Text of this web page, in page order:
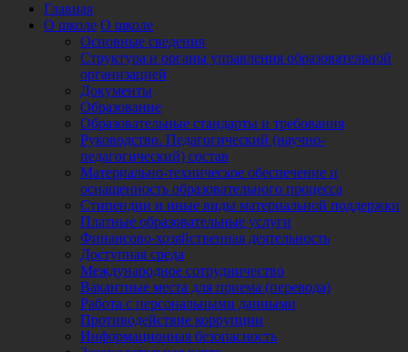
Главная
О школе О школе
Основные сведения
Структура и органы управления образовательной
организацией
Документы
Образование
Образовательные стандарты и требования
Руководство. Педагогический (научно-
педагогический) состав
Материально-техническое обеспечение и
оснащенность образовательного процесса
Стипендии и иные виды материальной поддержки
Платные образовательные услуги
Финансово-хозяйственная деятельность
Доступная среда
Международное сотрудничество
Вакантные места для приема (перевода)
Работа с персональными данными
Противодействие коррупции
Информационная безопасность